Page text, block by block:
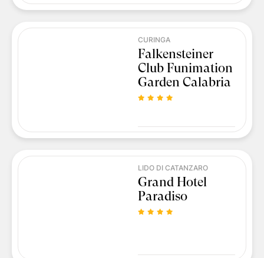
CURINGA
Falkensteiner
Club Funimation
Garden Calabria
LIDO DI CATANZARO
Grand Hotel
Paradiso